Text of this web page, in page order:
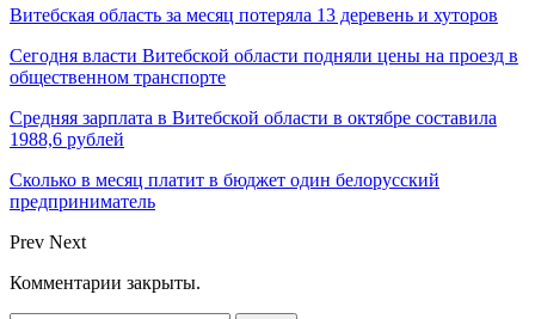
Витебская область за месяц потеряла 13 деревень и хуторов
Сегодня власти Витебской области подняли цены на проезд в
общественном транспорте
Средняя зарплата в Витебской области в октябре составила
1988,6 рублей
Сколько в месяц платит в бюджет один белорусский
предприниматель
Prev Next
Комментарии закрыты.